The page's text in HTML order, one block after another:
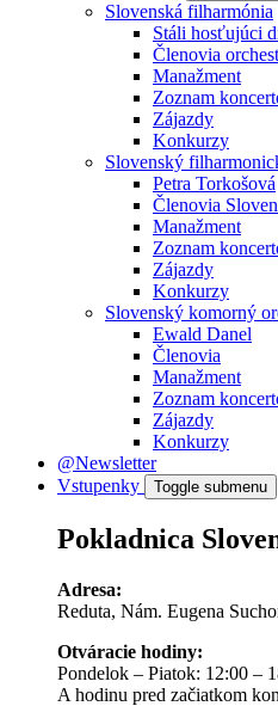
Slovenská filharmónia
Stáli hosťujúci
Členovia
Manažment
Zoznam
Zájazdy
Konkurzy
Slovenský
Petra Torkošová
Členovia
Manažment
Zoznam
Zájazdy
Konkurzy
Slovenský komorný
Ewald Danel
Členovia
Manažment
Zoznam
Zájazdy
Konkurzy
@Newsletter
Vstupenky
Toggle submenu
Pokladnica
Adresa:
Reduta, Nám. Eugena
Otváracie hodiny:
Pondelok – Piatok: 12:00 –
A hodinu pred začiatkom